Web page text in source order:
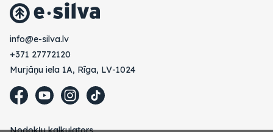
vl.avlis-e@ofni
+371 27772120
Murjāņu iela 1A, Rīga, LV-1024